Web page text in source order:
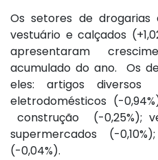
Os setores de drogarias
vestuário e calçados
apresentaram
acumulado do ano. Os
eles: artigos
eletrodomésticos (-
construção (-0,25%);
supermercados (-
(-0,04%).